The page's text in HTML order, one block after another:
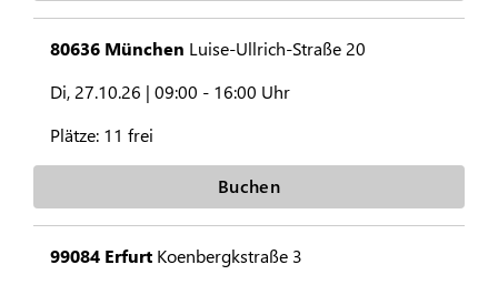
80636 München Luise-Ullrich-Straße 20
Di, 27.10.26 | 09:00 - 16:00 Uhr
Plätze: 11 frei
Buchen
99084 Erfurt Koenbergkstraße 3